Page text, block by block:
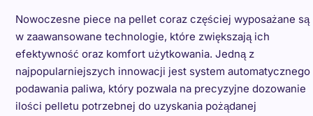
Nowoczesne piece na pellet coraz częściej wyposażane są
w zaawansowane technologie, które zwiększają ich
efektywność oraz komfort użytkowania. Jedną z
najpopularniejszych innowacji jest system automatycznego
podawania paliwa, który pozwala na precyzyjne dozowanie
ilości pelletu potrzebnej do uzyskania pożądanej